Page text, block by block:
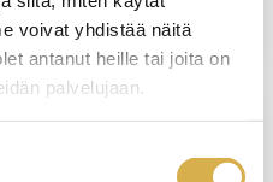
voivat yhdistää näitä
antanut heille tai joita on
palvelujaan.
|